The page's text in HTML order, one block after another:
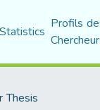
Statistics Profils
Thesis